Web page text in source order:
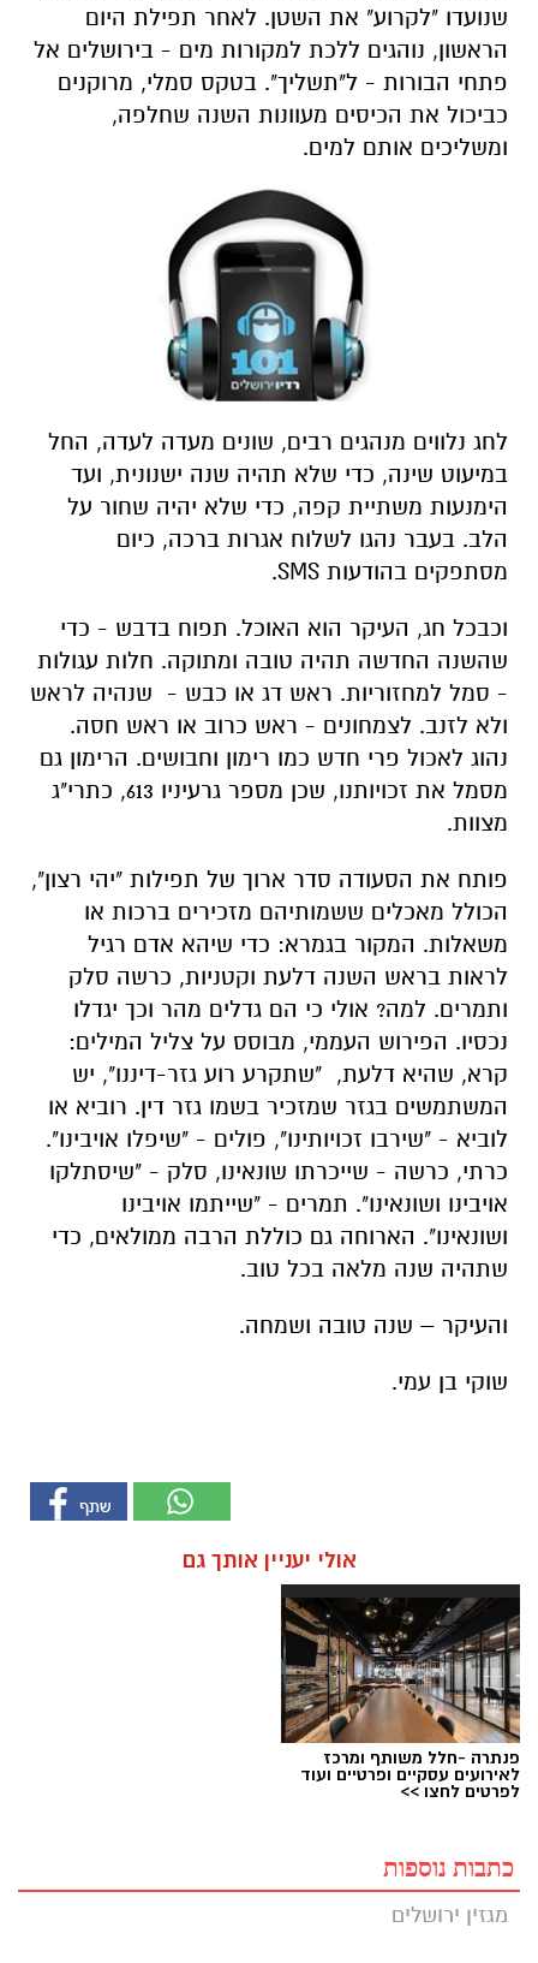
שנועדו "לקרוע" את השטן. לאחר תפילת היום
הראשון, נוהגים ללכת למקורות מים - בירושלים אל
פתחי הבורות - ל"תשליך". בטקס סמלי, מרוקנים
כביכול את הכיסים מעוונות השנה שחלפה,
ומשליכים אותם למים.
לחג נלווים מנהגים רבים, שונים מעדה לעדה, החל
במיעוט שינה, כדי שלא תהיה שנה ישנונית, ועד
הימנעות משתיית קפה, כדי שלא יהיה שחור על
הלב. בעבר נהגו לשלוח אגרות ברכה, כיום
מסתפקים בהודעות SMS.
וכבכל חג, העיקר הוא האוכל. תפוח בדבש - כדי
שהשנה החדשה תהיה טובה ומתוקה. חלות עגולות
- סמל למחזוריות. ראש דג או כבש - שנהיה לראש
ולא לזנב. לצמחונים - ראש כרוב או ראש חסה.
נהוג לאכול פרי חדש כמו רימון וחבושים. הרימון גם
מסמל את זכויותנו, שכן מספר גרעיניו 613, כתרי"ג
מצוות.
פותח את הסעודה סדר ארוך של תפילות "יהי רצון",
הכולל מאכלים ששמותיהם מזכירים ברכות או
משאלות. המקור בגמרא: כדי שיהא אדם רגיל
לראות בראש השנה דלעת וקטניות, כרשה סלק
ותמרים. למה? אולי כי הם גדלים מהר וכך יגדלו
נכסיו. הפירוש העממי, מבוסס על צליל המילים:
קרא, שהיא דלעת, "שתקרע רוע גזר-דיננו", יש
המשתמשים בגזר שמזכיר בשמו גזר דין. רוביא או
לוביא - "שירבו זכויותינו", פולים - "שיפלו אויבינו".
כרתי, כרשה - שייכרתו שונאינו, סלק - "שיסתלקו
אויבינו ושונאינו". תמרים - "שייתמו אויבינו
ושונאינו". הארוחה גם כוללת הרבה ממולאים, כדי
שתהיה שנה מלאה בכל טוב.
והעיקר – שנה טובה ושמחה.
שוקי בן עמי.
אולי יעניין אותך גם
פנתרה -חלל משותף ומרכז
לאירועים עסקיים ופרטיים ועוד
לפרטים לחצו >>
כתבות נוספות
מגזין ירושלים